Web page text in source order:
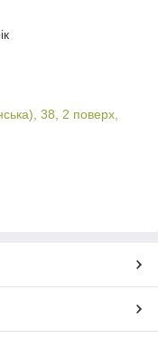
38, 2 поверх,